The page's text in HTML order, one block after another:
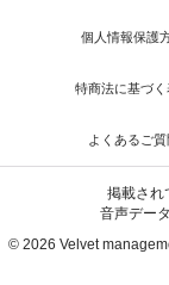
個人情報保護
特商法に基づく
よくあるご質
掲載され
音声デー
© 2026 Velvet